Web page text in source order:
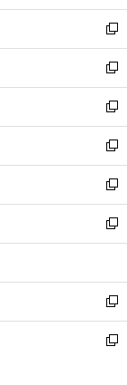
開
く
ウ
で
開
く
ン
ド
ウ
で
開
く
ウ
ィ
ン
ド
ウ
で
開
く
し
い
ウ
ィ
ン
ド
ウ
で
開
く
新
し
い
ウ
ィ
ン
ド
ウ
で
開
く
新
し
い
ウ
ィ
ン
ド
ウ
で
開
新
し
い
ウ
ィ
ン
ド
ウ
開
く
新
し
い
ウ
ィ
ン
ウ
で
開
く
新
し
い
ウ
ン
ド
ウ
で
新
し
ウ
ィ
ン
ド
新
し
い
新